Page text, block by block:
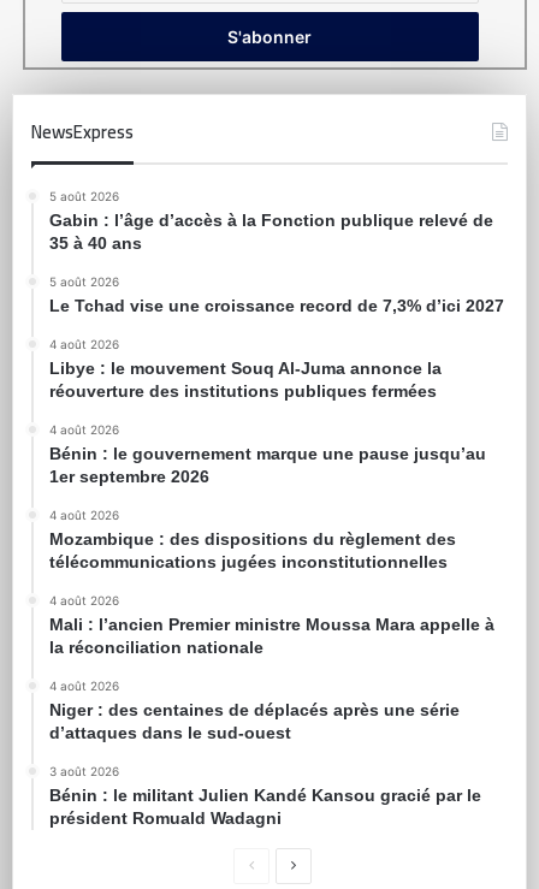
NewsExpress
5 août 2026
Gabin : l’âge d’accès à la Fonction publique relevé de
35 à 40 ans
5 août 2026
Le Tchad vise une croissance record de 7,3% d’ici 2027
4 août 2026
Libye : le mouvement Souq Al-Juma annonce la
réouverture des institutions publiques fermées
4 août 2026
Bénin : le gouvernement marque une pause jusqu’au
1er septembre 2026
4 août 2026
Mozambique : des dispositions du règlement des
télécommunications jugées inconstitutionnelles
4 août 2026
Mali : l’ancien Premier ministre Moussa Mara appelle à
la réconciliation nationale
4 août 2026
Niger : des centaines de déplacés après une série
d’attaques dans le sud-ouest
3 août 2026
Bénin : le militant Julien Kandé Kansou gracié par le
président Romuald Wadagni